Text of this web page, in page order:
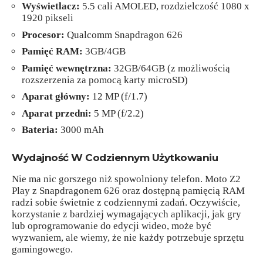
Wyświetlacz: 5.5 cali AMOLED, rozdzielczość 1080 x
1920 pikseli
Procesor: Qualcomm Snapdragon 626
Pamięć RAM: 3GB/4GB
Pamięć wewnętrzna: 32GB/64GB (z możliwością
rozszerzenia za pomocą karty microSD)
Aparat główny: 12 MP (f/1.7)
Aparat przedni: 5 MP (f/2.2)
Bateria: 3000 mAh
Wydajność W Codziennym Użytkowaniu
Nie ma nic gorszego niż spowolniony telefon. Moto Z2
Play z Snapdragonem 626 oraz dostępną pamięcią RAM
radzi sobie świetnie z codziennymi zadań. Oczywiście,
korzystanie z bardziej wymagających aplikacji, jak gry
lub oprogramowanie do edycji wideo, może być
wyzwaniem, ale wiemy, że nie każdy potrzebuje sprzętu
gamingowego.